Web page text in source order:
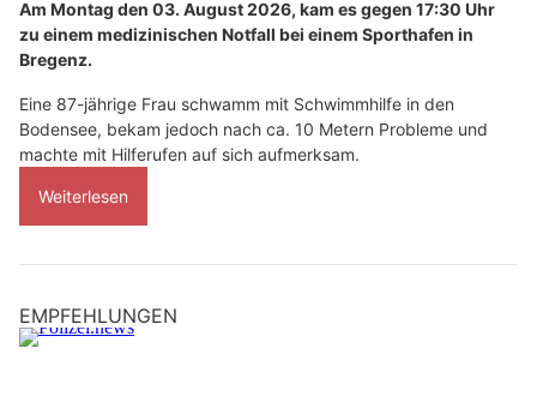
Am Montag den 03. August 2026, kam es gegen 17:30 Uhr
zu einem medizinischen Notfall bei einem Sporthafen in
Bregenz.
Eine 87-jährige Frau schwamm mit Schwimmhilfe in den
Bodensee, bekam jedoch nach ca. 10 Metern Probleme und
machte mit Hilferufen auf sich aufmerksam.
Weiterlesen
EMPFEHLUNGEN